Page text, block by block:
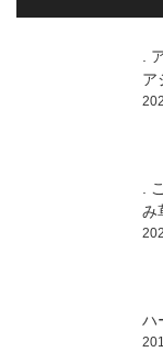
.
ア
.
み
ハ